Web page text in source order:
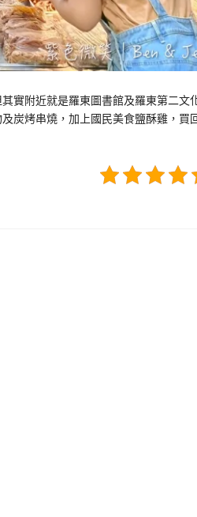
實附近就是羅東圖書館及羅東第二文
炭烤串燒，加上國民美食鹽酥雞，買